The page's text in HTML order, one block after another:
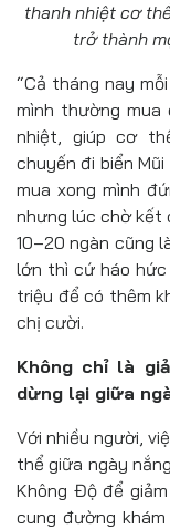
thanh nhiệt cơ
trở thành
“Cả tháng nay
mình thường mua
nhiệt, giúp cơ
chuyến đi biển
mua xong mình
nhưng lúc chờ kết
10–20 ngàn cũng
lớn thì cứ háo
triệu để có thêm
chị cười.
Không chỉ là
dừng lại giữa
Với nhiều người,
thể giữa ngày
Không Độ để
cung đường